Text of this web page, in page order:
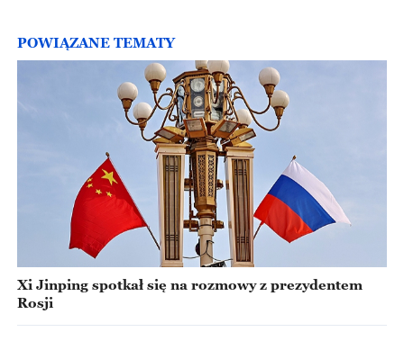
POWIĄZANE TEMATY
Xi Jinping spotkał się na rozmowy z prezydentem
Rosji